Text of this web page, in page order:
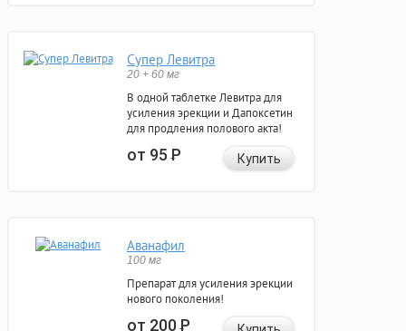
Супер Левитра
20 + 60 мг
В одной таблетке Левитра для
усиления эрекции и Дапоксетин
для продления полового акта!
от 95Р Купить
Аванафил
100 мг
Препарат для усиления эрекции
нового поколения!
от 200Р